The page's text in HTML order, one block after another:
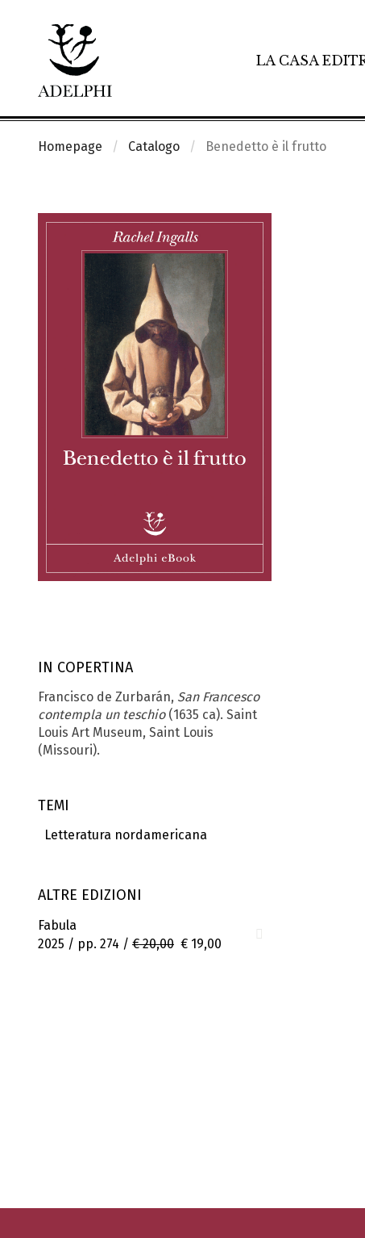
LA CASA
Homepage Catalogo Benedetto è il frutto
IN COPERTINA
Francisco de Zurbarán, San Fran­cesco
contempla un teschio(1635 ca). Saint
Louis Art Museum, Saint Louis
(Missouri).
TEMI
Letteratura nordamericana
ALTRE EDIZIONI
Fabula
2025 / pp. 274 / € 20,00 € 19,00